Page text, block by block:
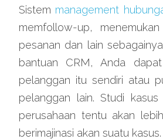
Sistem management
memfollow-up,
pesanan dan lain
bantuan CRM, Anda
pelanggan itu sendiri atau
pelanggan lain. Studi
perusahaan tentu akan
berimajinasi akan suatu kasus.